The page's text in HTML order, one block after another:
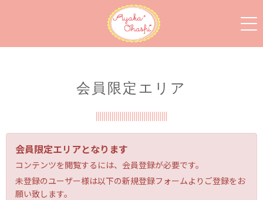
会員限定エリア
会員限定エリアとなります
コンテンツを閲覧するには、会員登録が必要です。
未登録のユーザー様は以下の新規登録フォームよりご登録をお
願い致します。